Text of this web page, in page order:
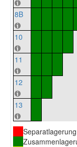
8B
10
11
12
13